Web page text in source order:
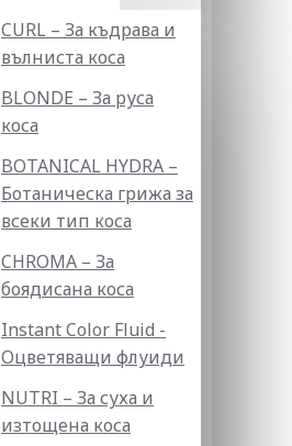
CURL – За къдрава и
вълниста коса
BLONDE – За руса
коса
BOTANICAL HYDRA –
Ботаническа грижа за
всеки тип коса
CHROMA – За
боядисана коса
Instant Color Fluid -
Оцветяващи флуиди
NUTRI – За суха и
изтощена коса